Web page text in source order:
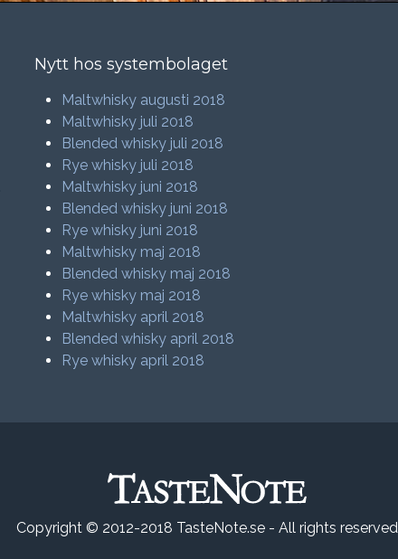
Nytt hos systembolaget
Maltwhisky augusti 2018
Maltwhisky juli 2018
Blended whisky juli 2018
Rye whisky juli 2018
Maltwhisky juni 2018
Blended whisky juni 2018
Rye whisky juni 2018
Maltwhisky maj 2018
Blended whisky maj 2018
Rye whisky maj 2018
Maltwhisky april 2018
Blended whisky april 2018
Rye whisky april 2018
Copyright © 2012-2018 TasteNote.se - All rights reserved